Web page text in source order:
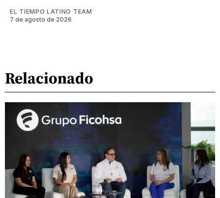
EL TIEMPO LATINO TEAM
7 de agosto de 2026
Relacionado